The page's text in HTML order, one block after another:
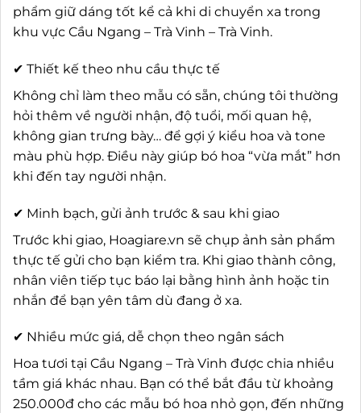
phẩm giữ dáng tốt kể cả khi di chuyển xa trong
khu vực Cầu Ngang – Trà Vinh – Trà Vinh.
✔ Thiết kế theo nhu cầu thực tế
Không chỉ làm theo mẫu có sẵn, chúng tôi thường
hỏi thêm về người nhận, độ tuổi, mối quan hệ,
không gian trưng bày… để gợi ý kiểu hoa và tone
màu phù hợp. Điều này giúp bó hoa “vừa mắt” hơn
khi đến tay người nhận.
✔ Minh bạch, gửi ảnh trước & sau khi giao
Trước khi giao, Hoagiare.vn sẽ chụp ảnh sản phẩm
thực tế gửi cho bạn kiểm tra. Khi giao thành công,
nhân viên tiếp tục báo lại bằng hình ảnh hoặc tin
nhắn để bạn yên tâm dù đang ở xa.
✔ Nhiều mức giá, dễ chọn theo ngân sách
Hoa tươi tại Cầu Ngang – Trà Vinh được chia nhiều
tầm giá khác nhau. Bạn có thể bắt đầu từ khoảng
250.000đ cho các mẫu bó hoa nhỏ gọn, đến những